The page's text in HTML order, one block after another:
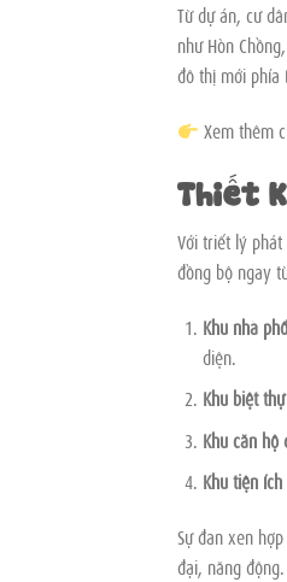
Từ dự án, cư
như Hòn
đô thị mới phía
Xem thêm
Thiết
Với triết lý phát
đồng bộ ngay
Khu nhà
diện.
Khu biệt
Khu căn
Khu tiện
Sự đan xen
đại, năng động.